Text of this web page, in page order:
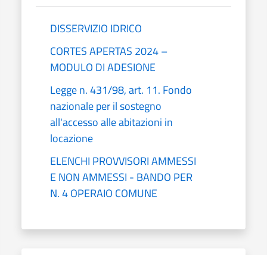
DISSERVIZIO IDRICO
CORTES APERTAS 2024 –
MODULO DI ADESIONE
Legge n. 431/98, art. 11. Fondo
nazionale per il sostegno
all'accesso alle abitazioni in
locazione
ELENCHI PROVVISORI AMMESSI
E NON AMMESSI - BANDO PER
N. 4 OPERAIO COMUNE